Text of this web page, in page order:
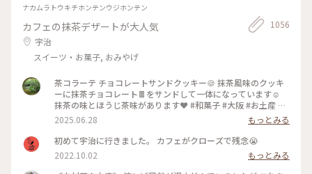
ナカムラトウキチホンテンウジホンテン
カフェの抹茶デザートが大人気
宇治
スイーツ・お菓子, おみやげ
1056
茶コラーテ チョコレートサンドクッキー🍪 抹茶風味のクッキ
ーに抹茶チョコレート🍫をサンドして一体になっています☺️
抹茶の味とほうじ茶味があります❤️ #和菓子 #大阪 #お土産 #
京都 #抹茶 #アートな景色 抹茶の生茶ゼリイを本当は買うつも
りだったのですが... 持って歩く🚶のはちょっと… と思って、後
からお店に寄ったら売り切れ！Σ(×_×;)!残念、あの時買って
置けば… 仕方ないので、これにしました。🩷 美味しいクッキ
ー🍪で良かったです☺️ 大阪のKITTEと阪急百貨店で手に入り
ます❤️ スポットは宇治の本店にしました。
2025.06.28
もっとみる
初めて宇治に行きました。 カフェがクローズで残念😭
2022.10.02
もっとみる